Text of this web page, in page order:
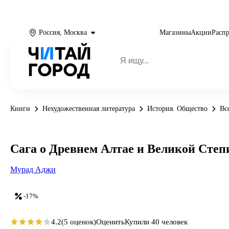
Россия, Москва МагазиныАкции
Книги Нехудожественная литература История. Общество
-17%
Сага о Древнем Алтае и Великой
Мурад Аджи
4.2(5 оценок)ОценитьКупили 40 человек